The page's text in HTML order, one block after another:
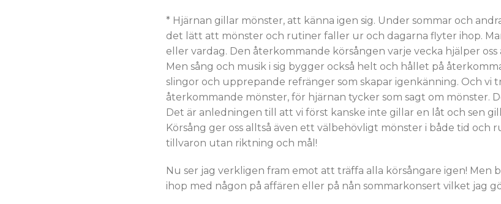
* Hjärnan gillar mönster, att känna igen sig. Under sommar och
det lätt att mönster och rutiner faller ur och dagarna flyter ihop.
eller vardag. Den återkommande körsången varje vecka hjälper
Men sång och musik i sig bygger också helt och hållet på
slingor och upprepande refränger som skapar igenkänning. Och vi
återkommande mönster, för hjärnan tycker som sagt om mönster.
Det är anledningen till att vi först kanske inte gillar en låt och sen
Körsång ger oss alltså även ett välbehövligt mönster i både tid och
tillvaron utan riktning och mål!
Nu ser jag verkligen fram emot att träffa alla körsångare igen! Men
ihop med någon på affären eller på nån sommarkonsert vilket jag